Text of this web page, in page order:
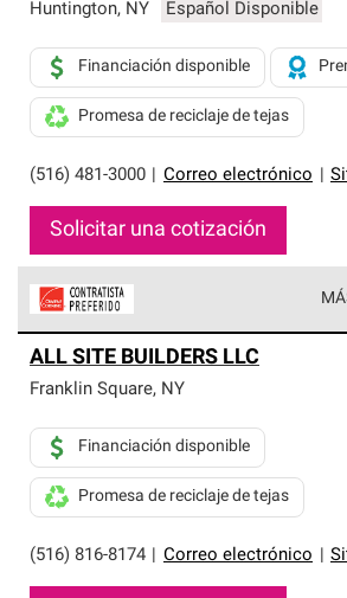
Huntington, NY Español Disponible
(516) 481-3000 Correo electrónico
Financiación disponible
Promesa de reciclaje de tejas
Solicitar una cotización
parte de una red exclusiva de
que cumplen con altos estándares y
ALL SITE BUILDERS LLC
Franklin Square, NY
(516) 816-8174 Correo electrónico
Financiación disponible
Promesa de reciclaje de tejas